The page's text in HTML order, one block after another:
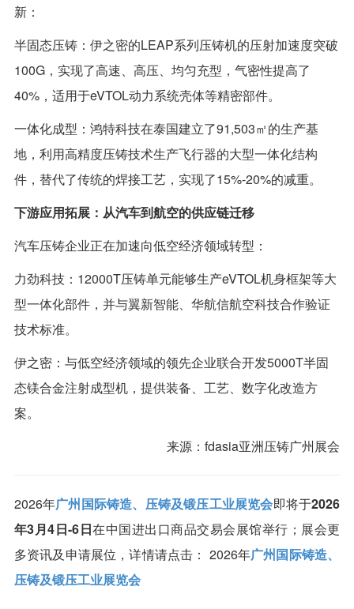
新：
半固态压铸：伊之密的LEAP系列压铸机的压射加速度突破
100G，实现了高速、高压、均匀充型，气密性提高了
40%，适用于eVTOL动力系统壳体等精密部件。
一体化成型：鸿特科技在泰国建立了91,503㎡的生产基
地，利用高精度压铸技术生产飞行器的大型一体化结构
件，替代了传统的焊接工艺，实现了15%-20%的减重。
下游应用拓展：从汽车到航空的供应链迁移
汽车压铸企业正在加速向低空经济领域转型：
力劲科技：12000T压铸单元能够生产eVTOL机身框架等大
型一体化部件，并与翼新智能、华航信航空科技合作验证
技术标准。
伊之密：与低空经济领域的领先企业联合开发5000T半固
态镁合金注射成型机，提供装备、工艺、数字化改造方
案。
来源：fdasia亚洲压铸广州展会
2026年广州国际铸造、压铸及锻压工业展览会即将于2026
年3月4日-6日在中国进出口商品交易会展馆举行；展会更
多资讯及申请展位，详情请点击： 2026年广州国际铸造、
压铸及锻压工业展览会